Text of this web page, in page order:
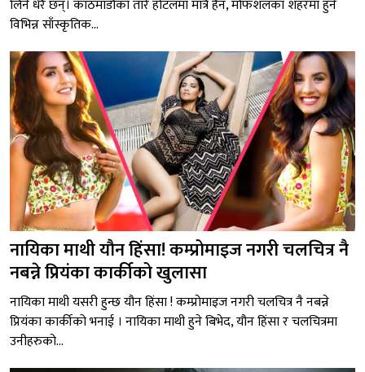
लिने धेरै छन्। काठमाडौका तारे होटलमा मात्रै हैन, मोफशलका शहरमा हुने
विभिन्न साँस्कृतिक...
नायिका माथी यौन हिंसा! कम्प्रोमाइज नगरी चलचित्र नै
नबन्ने प्रियंका कार्कीको खुलासा
नायिका माथी यसरी हुन्छ यौन हिंसा ! कम्प्रोमाइज नगरी चलचित्र नै नबन्ने
प्रियंका कार्कीको भनाई । नायिका माथी हुने बिभेद, यौन हिंसा र चलचित्रमा
उनीहरुको...